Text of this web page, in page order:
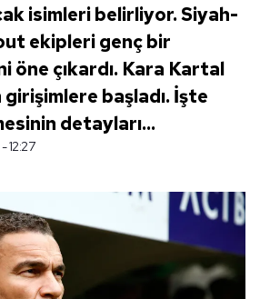
isimleri belirliyor. Siyah-
ekipleri genç bir
öne çıkardı. Kara Kartal
başladı. İşte
detayları...
12:27